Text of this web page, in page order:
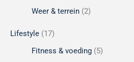
Weer & terrein(2)
Lifestyle (17)
Fitness & voeding(5)